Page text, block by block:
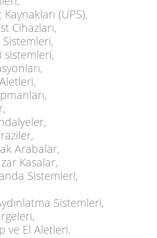
(UPS),
Cihazları,
Sistemleri,
sistemleri,
Arabalar,
Kasalar,
Sistemleri,
Sistemleri,
ve El Aletleri.